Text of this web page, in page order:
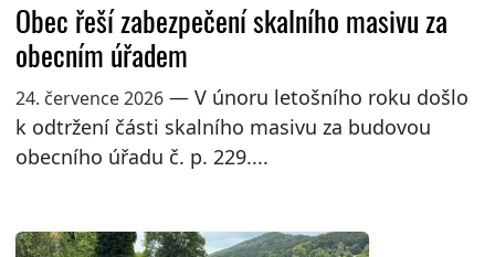
Obec řeší zabezpečení skalního masivu za
obecním úřadem
24. července 2026— V únoru letošního roku došlo
k odtržení části skalního masivu za budovou
obecního úřadu č. p. 229....